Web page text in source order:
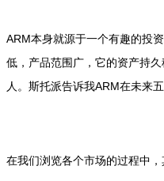
ARM本身就源于一个有趣的投
低，产品范围广，它的资产持
人。斯托派告诉我ARM在未来
在我们浏览各个市场的过程中，